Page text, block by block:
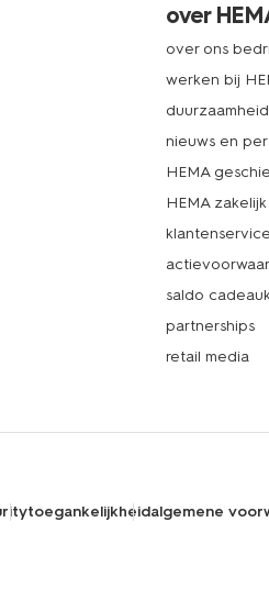
over
over ons
werken bij
duurzaamheid
nieuws en
HEMA
HEMA zakelijk
klantenservice
saldo
partnerships
retail media
toegankelijkheidalgemene